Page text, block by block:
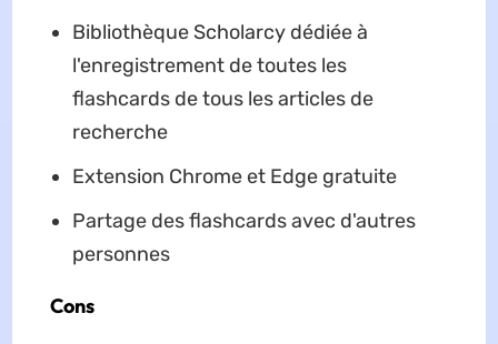
Bibliothèque Scholarcy dédiée à
l'enregistrement de toutes les
flashcards de tous les articles de
recherche
Extension Chrome et Edge gratuite
Partage des flashcards avec d'autres
personnes
Cons